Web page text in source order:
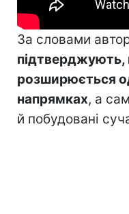
За словами
підтверджують,
розширюється
напрямках, а
й побудовані